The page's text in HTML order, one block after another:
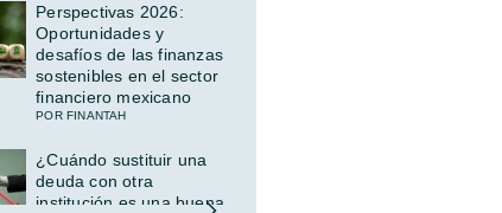
Perspectivas 2026:
Oportunidades y
desafíos de las finanzas
sostenibles en el sector
financiero mexicano
POR FINANTAH
¿Cuándo sustituir una
deuda con otra
institución es una buena